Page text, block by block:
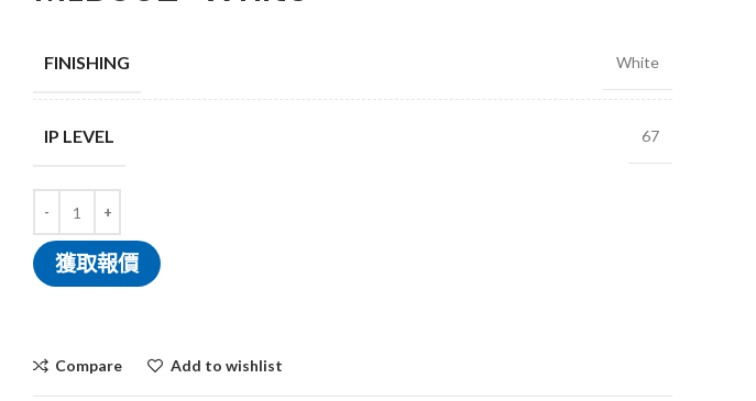
FINISHING White
IP LEVEL 67
獲取報價
Compare Add to wishlist